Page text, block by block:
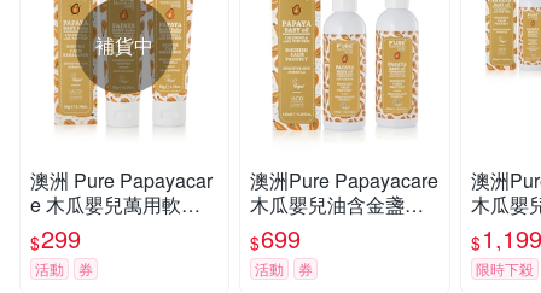
補貨中
澳洲 Pure Papayacar
e 木瓜嬰兒萬用軟膏
含金盞花(2入組 50g/
條) 即期品-2026年8月
16日到期
$299
活動 券
澳洲Pure Papayacare
木瓜嬰兒油含金盞花
(2入組 125ml/瓶) 即期
品-2027年1月到期
$699
活動 券
澳洲
木瓜嬰
(4入組
$1,199
限時下殺